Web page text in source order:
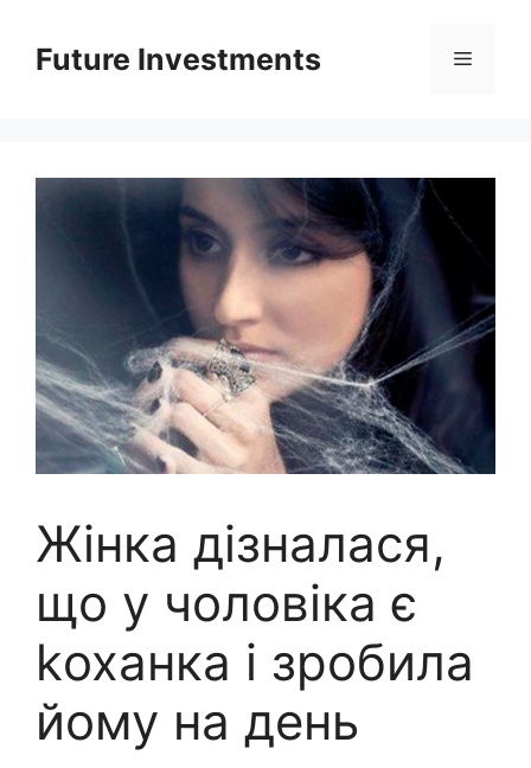
вмістуFuture Investments Меню
Жінка дізналася,
що у чоловіка є
kоханка і зробила
йому на день